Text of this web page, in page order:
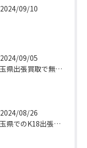
2024/09/10
2024/09/05
埼玉県出張買取で無料査定を受ける方法とそのメリット
2024/08/26
埼玉県でのK18出張買取：高価買取のための準備と秘訣